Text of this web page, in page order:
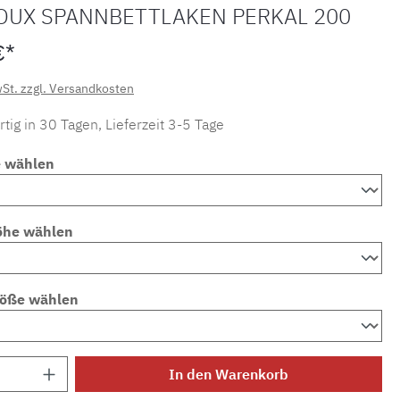
SPANNBETTLAKEN PERKAL 200
zzgl. Versandkosten
in 30 Tagen, Lieferzeit 3-5 Tage
wählen
wählen
wählen
Anzahl: Gib den gewünschten Wert ein
In den Warenkorb